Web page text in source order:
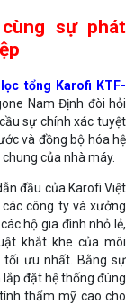
sự phát
tổng Karofi KTF-
Nam Định đòi hỏi
sự chính xác tuyệt
và đồng bộ hóa hệ
của nhà máy.
đầu của Karofi Việt
công ty và xưởng
hộ gia đình nhỏ lẻ,
khắt khe của môi
tối ưu nhất. Bằng sự
đặt hệ thống đúng
thẩm mỹ cao cho